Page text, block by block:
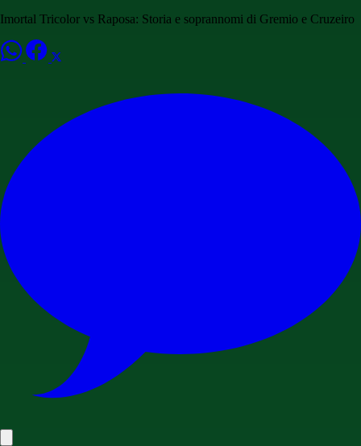
Imortal Tricolor vs Raposa: Storia e soprannomi di Gremio e Cruzeiro